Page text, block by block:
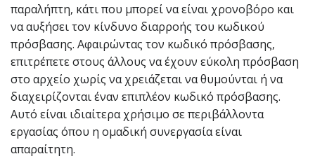
παραλήπτη, κάτι που μπορεί να είναι χρονοβόρο και
να αυξήσει τον κίνδυνο διαρροής του κωδικού
πρόσβασης. Αφαιρώντας τον κωδικό πρόσβασης,
επιτρέπετε στους άλλους να έχουν εύκολη πρόσβαση
στο αρχείο χωρίς να χρειάζεται να θυμούνται ή να
διαχειρίζονται έναν επιπλέον κωδικό πρόσβασης.
Αυτό είναι ιδιαίτερα χρήσιμο σε περιβάλλοντα
εργασίας όπου η ομαδική συνεργασία είναι
απαραίτητη.